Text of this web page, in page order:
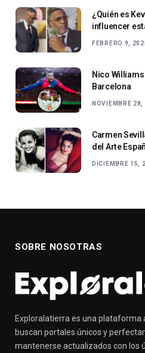
¿Quién es
influencer
FEBRERO 9,
Nico
Barcelona
NOVIEMBRE
Carmen
del Arte
DICIEMBRE 15,
SOBRE NOSOTRAS
Exploralatierra es una plataforma
buscan portales únicos y
mantenerse actualizados con los